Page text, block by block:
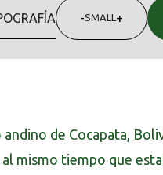
-SMALL +
de Cocapata,
mismo tiempo que